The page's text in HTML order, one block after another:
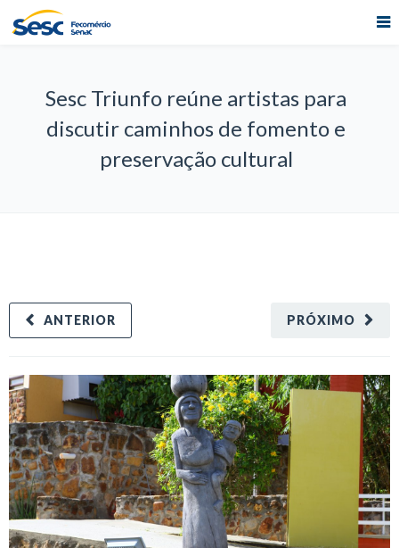
Sesc Triunfo reúne artistas para
discutir caminhos de fomento e
preservação cultural
PRÓXIMO
ANTERIOR